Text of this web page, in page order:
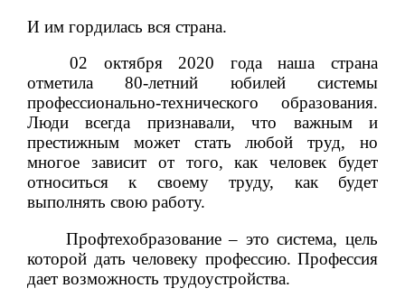
И им гордилась вся страна.
02 октября 2020 года наша страна
отметила 80-летний юбилей системы
профессионально-технического образования.
Люди всегда признавали, что важным и
престижным может стать любой труд, но
многое зависит от того, как человек будет
относиться к своему труду, как будет
выполнять свою работу.
Профтехобразование – это система, цель
которой дать человеку профессию. Профессия
дает возможность трудоустройства.